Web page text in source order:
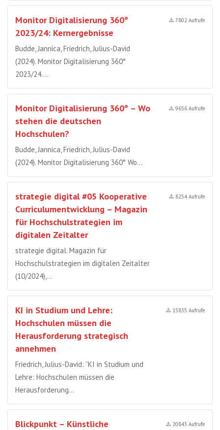
Monitor Digitalisierung 360°
2023/24: Kernergebnisse
Budde, Jannica, Friedrich, Julius-David
(2024). Monitor Digitalisierung 360°
2023/24….
7802 Aufrufe
Monitor Digitalisierung 360° – Wo
stehen die deutschen
Hochschulen?
Budde, Jannica, Friedrich, Julius-David
(2024). Monitor Digitalisierung 360° Wo…
9656 Aufrufe
strategie digital #05 Kooperative
Curriculumentwicklung – Magazin
für Hochschulstrategien im
digitalen Zeitalter
strategie digital. Magazin für
Hochschulstrategien im digitalen Zeitalter
(10/2024),…
8254 Aufrufe
KI in Studium und Lehre:
Hochschulen müssen die
Herausforderung strategisch
annehmen
Friedrich, Julius-David: “KI in Studium und
Lehre: Hochschulen müssen die
Herausforderung…
15835 Aufrufe
Blickpunkt – Künstliche
20843 Aufrufe